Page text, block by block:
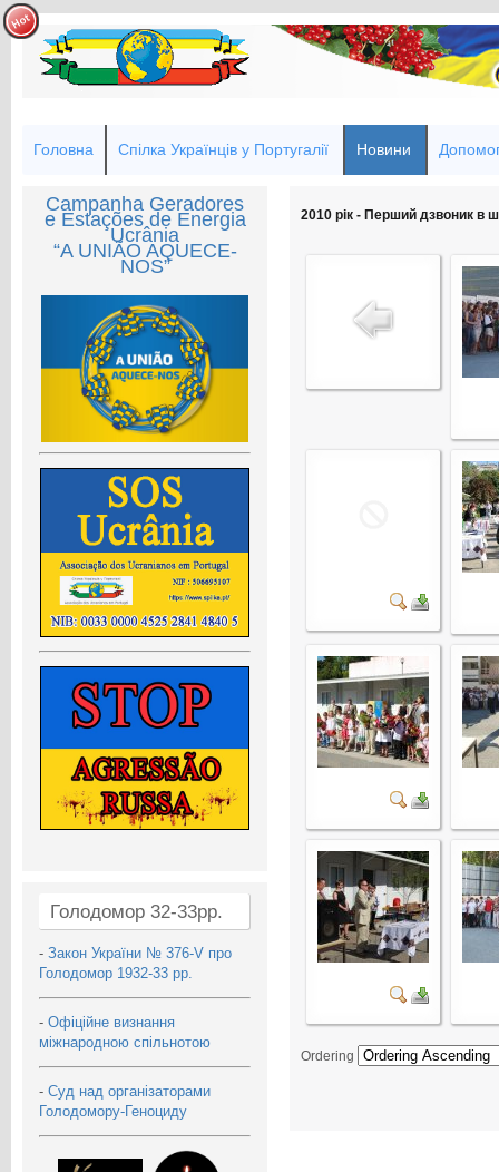
Головна Спілка Українців у Португалії Новини
Campanha Geradores
e Estações de Energia
Ucrânia
“A UNIÃO AQUECE-
NOS”
Голодомор 32-33рр.
- Закон України № 376-V про
Голодомор 1932-33 рр.
- Офіційне визнання
міжнародною спільнотою
- Суд над організаторами
Голодомору-Геноциду
2010 рік - Перший дзвоник в
Ordering